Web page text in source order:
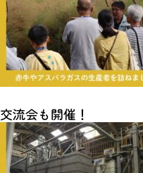
交流会も開催！